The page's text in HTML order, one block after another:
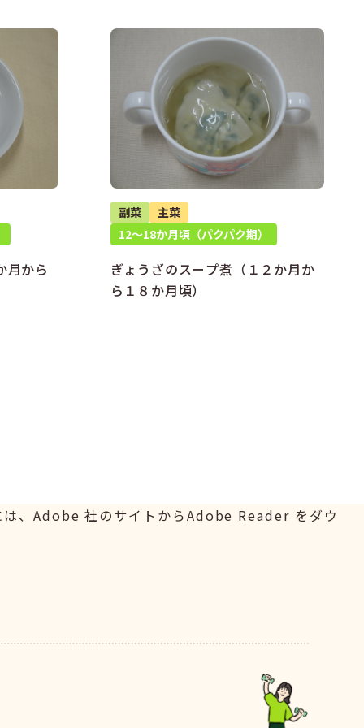
月から
副菜
主菜
12～18か月頃（パクパク期）
ぎょうざのスープ煮（１２か月か
ら１８か月頃）
、Adobe 社のサイトからAdobe Reader をダウ